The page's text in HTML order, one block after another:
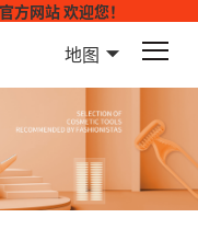
网站 欢迎您！
地图